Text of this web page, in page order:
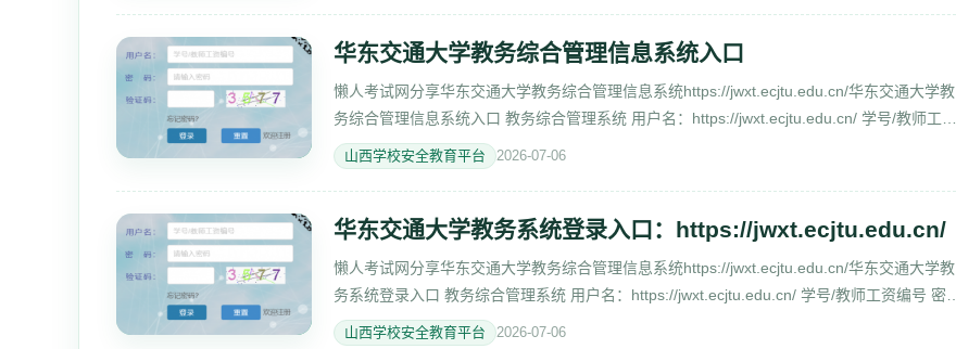
华东交通大学教务综合管理信息系统入口
懒人考试网分享华东交通大学教务综合管理信息系统https://jwxt.ecjtu.edu.cn/华东交通大学教
务综合管理信息系统入口 教务综合管理系统 用户名：https://jwxt.ecjtu.edu.cn/ 学号/教师工资
编号
山西学校安全教育平台 2026-07-06
华东交通大学教务系统登录入口：https://jwxt.ecjtu.edu.cn/
懒人考试网分享华东交通大学教务综合管理信息系统https://jwxt.ecjtu.edu.cn/华东交通大学教
务系统登录入口 教务综合管理系统 用户名：https://jwxt.ecjtu.edu.cn/ 学号/教师工资编号 密
码：ht
山西学校安全教育平台 2026-07-06